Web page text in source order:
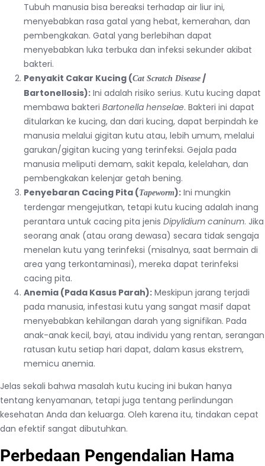
Tubuh manusia bisa bereaksi terhadap air liur ini,
menyebabkan rasa gatal yang hebat, kemerahan, dan
pembengkakan. Gatal yang berlebihan dapat
menyebabkan luka terbuka dan infeksi sekunder akibat
bakteri.
Penyakit Cakar Kucing (Cat Scratch Disease /
Bartonellosis): Ini adalah risiko serius. Kutu kucing dapat
membawa bakteri Bartonella henselae. Bakteri ini dapat
ditularkan ke kucing, dan dari kucing, dapat berpindah ke
manusia melalui gigitan kutu atau, lebih umum, melalui
garukan/gigitan kucing yang terinfeksi. Gejala pada
manusia meliputi demam, sakit kepala, kelelahan, dan
pembengkakan kelenjar getah bening.
Penyebaran Cacing Pita (Tapeworm): Ini mungkin
terdengar mengejutkan, tetapi kutu kucing adalah inang
perantara untuk cacing pita jenis Dipylidium caninum. Jika
seorang anak (atau orang dewasa) secara tidak sengaja
menelan kutu yang terinfeksi (misalnya, saat bermain di
area yang terkontaminasi), mereka dapat terinfeksi
cacing pita.
Anemia (Pada Kasus Parah): Meskipun jarang terjadi
pada manusia, infestasi kutu yang sangat masif dapat
menyebabkan kehilangan darah yang signifikan. Pada
anak-anak kecil, bayi, atau individu yang rentan, serangan
ratusan kutu setiap hari dapat, dalam kasus ekstrem,
memicu anemia.
Jelas sekali bahwa masalah kutu kucing ini bukan hanya
tentang kenyamanan, tetapi juga tentang perlindungan
kesehatan Anda dan keluarga. Oleh karena itu, tindakan cepat
dan efektif sangat dibutuhkan.
Perbedaan Pengendalian Hama